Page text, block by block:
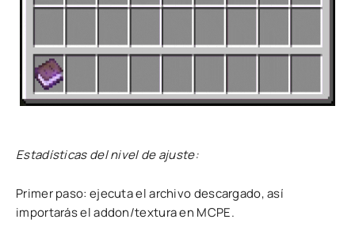
Estadísticas del nivel de ajuste:
Primer paso: ejecuta el archivo descargado, así
importarás el addon/textura en MCPE.